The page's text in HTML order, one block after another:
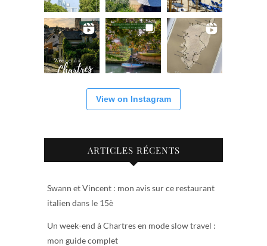
View on Instagram
ARTICLES RÉCENTS
Swann et Vincent : mon avis sur ce restaurant
italien dans le 15è
Un week-end à Chartres en mode slow travel :
mon guide complet